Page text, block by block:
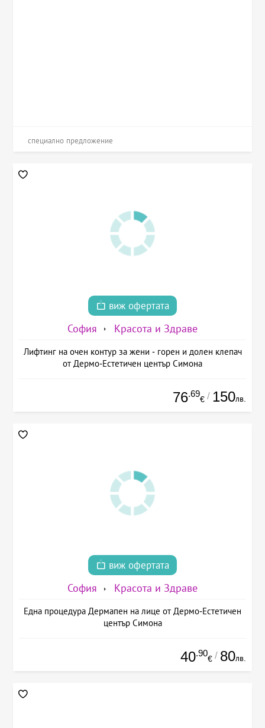
специално предложение
виж офертата
София Красота и Здраве
Лифтинг на очен контур за жени - горен и долен клепач
от Дермо-Естетичен център Симона
76.69
€ / 150лв.
виж офертата
София Красота и Здраве
Една процедура Дермапен на лице от Дермо-Естетичен
център Симона
40.90
€ / 80лв.